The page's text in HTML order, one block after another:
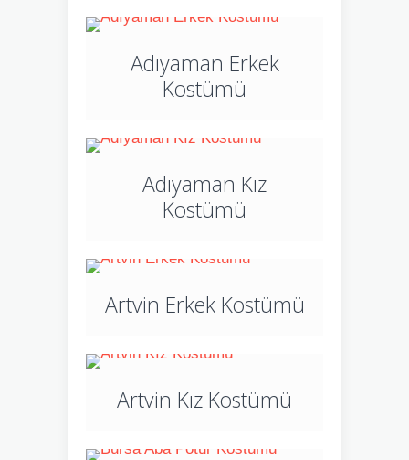
Adıyaman Erkek
Kostümü
Adıyaman Kız
Kostümü
Artvin Erkek Kostümü
Artvin Kız Kostümü